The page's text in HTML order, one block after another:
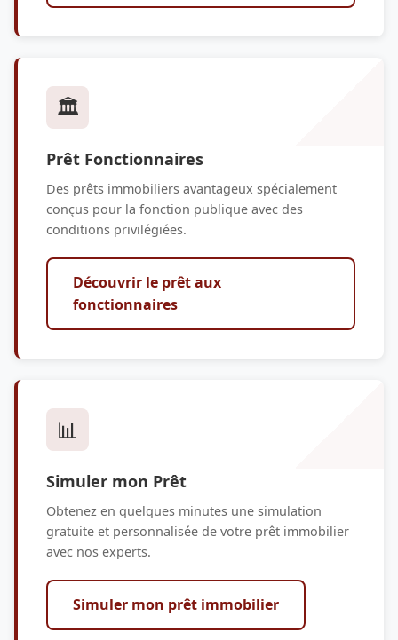
🏛️
Prêt Fonctionnaires
Des prêts immobiliers avantageux spécialement
conçus pour la fonction publique avec des
conditions privilégiées.
Découvrir le prêt aux
fonctionnaires
📊
Simuler mon Prêt
Obtenez en quelques minutes une simulation
gratuite et personnalisée de votre prêt immobilier
avec nos experts.
Simuler mon prêt immobilier